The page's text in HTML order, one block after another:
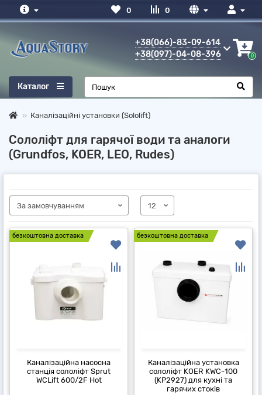
0
0
+38(066)-83-09-614
+38(097)-04-08-396
0
Каталог
Каналізаційні установки (Sololift)
Сололіфт для гарячої води та аналоги
(Grundfos, KOER, LEO, Rudes)
безкоштовна доставка
Каналізаційна насосна
станція сололіфт Sprut
WCLift 600/2F Hot
безкоштовна доставка
Каналізаційна установка
сололіфт KOER KWC-100
(KP2927) для кухні та
гарячих стоків